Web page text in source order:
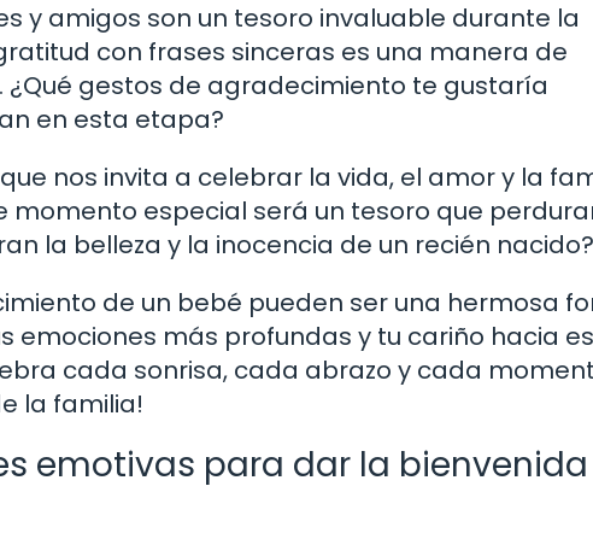
y amigos son un tesoro invaluable durante la
con frases sinceras es una manera de
gestos de agradecimiento te gustaría
en esta etapa?
nos invita a celebrar la vida, el amor y la
especial será un tesoro que
la belleza y la inocencia de un recién nacido?
de un bebé pueden ser una hermosa
emociones más profundas y tu cariño hacia
cada sonrisa, cada abrazo y cada
la familia!
emotivas para dar la